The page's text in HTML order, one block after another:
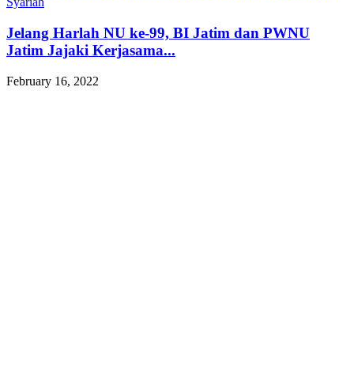
Jelang Harlah NU ke-99, BI Jatim dan PWNU
Jatim Jajaki Kerjasama...
February 16, 2022